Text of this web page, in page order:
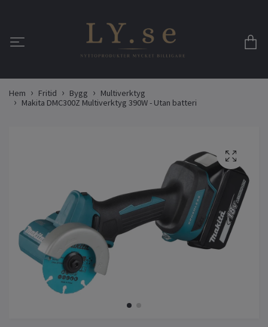
Hem Fritid Bygg
Multiverktyg
Makita DMC300Z Multiverktyg 390W - Utan batteri